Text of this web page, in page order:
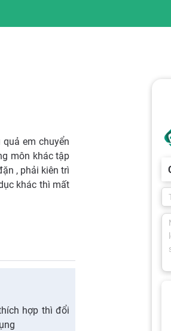
em chuyển
môn khác tập
, phải kiên trì
khác thì mất
hợp thì đổi